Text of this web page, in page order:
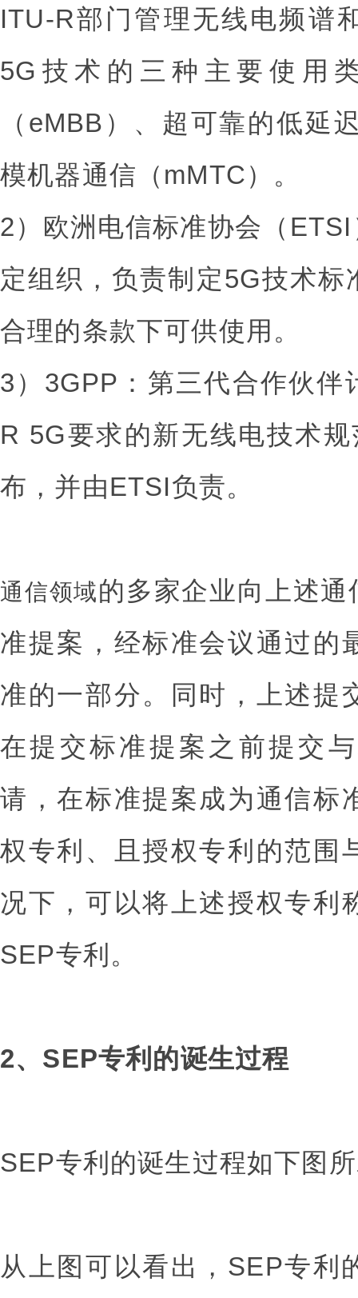
ITU-R部门管理无线电频谱
5G技术的三种主要使用
（eMBB）、超可靠的低延
模机器通信（mMTC）。
2）欧洲电信标准协会（
定组织，负责制定5G技术
合理的条款下可供使用。
3）3GPP：第三代合作伙
R 5G要求的新无线电技术
布，并由ETSI负责。
通信领域的多家企业向上述
准提案，经标准会议通过的
准的一部分。同时，上述提
在提交标准提案之前提交
请，在标准提案成为通信标
权专利、且授权专利的范围
况下，可以将上述授权专利
SEP专利。
2、SEP专利的诞生过程
SEP专利的诞生过程如下图
从上图可以看出，SEP专利